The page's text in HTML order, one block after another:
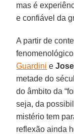
mas é
e confiável da
A partir de
Guardini e
metade do
do âmbito da
seja, da
mistério tem
reflexão ainda